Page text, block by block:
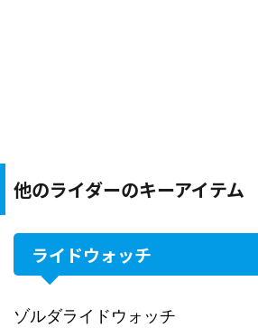
他のライダーのキーアイテム
ライドウォッチ
ゾルダライドウォッチ